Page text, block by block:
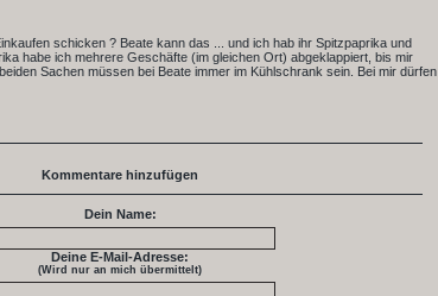
schicken ? Beate kann das ... und ich hab ihr Spitzpaprika und
habe ich mehrere Geschäfte (im gleichen Ort) abgeklappiert, bis mir
Sachen müssen bei Beate immer im Kühlschrank sein. Bei mir dürfen
Kommentare hinzufügen
Dein Name:
Deine E-Mail-Adresse:
(Wird nur an mich übermittelt)